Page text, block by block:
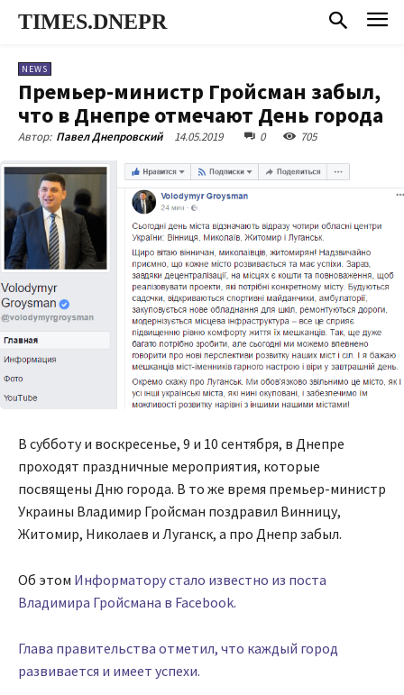
TIMES.DNEPR
NEWS
Премьер-министр Гройсман забыл,
что в Днепре отмечают День города
Автор: Павел Днепровский 14.05.2019 0 705
В субботу и воскресенье, 9 и 10 сентября, в Днепре
проходят праздничные мероприятия, которые
посвящены Дню города. В то же время премьер-министр
Украины Владимир Гройсман поздравил Винницу,
Житомир, Николаев и Луганск, а про Днепр забыл.
Об этом Информатору стало известно из поста
Владимира Гройсмана в Facebook.
Глава правительства отметил, что каждый город
развивается и имеет успехи.